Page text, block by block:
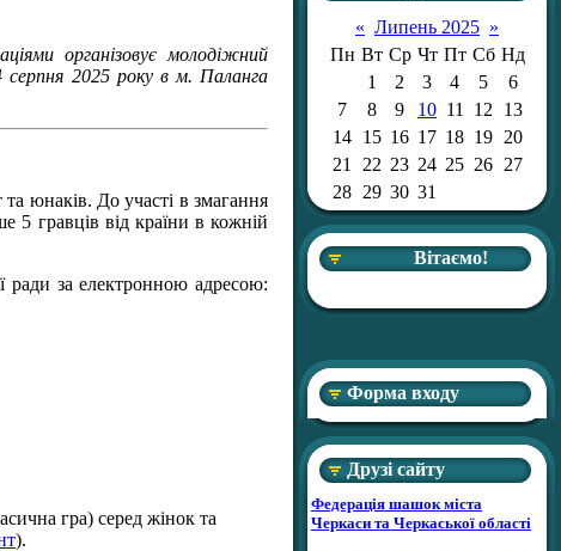
організовує молодіжний
серпня 2025 року в м. Паланга
юнаків. До участі в змагання
5 гравців від країни в кожній
ради за електронною адресою:
гра) серед жінок та
).
« Липень 2025 »
Пн Вт Ср Чт Пт Сб Нд
1
2 3 4 5
6
7
8 9 10 11 12
13
14 15 16 17 18 19 20
21
22 23 24 25 26 27
28 29 30 31
Вітаємо!
Форма входу
Друзі сайту
Федерація шашок міста
Черкаси та Черкаської області